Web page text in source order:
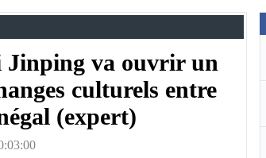
Jinping va ouvrir un
culturels entre
(expert)